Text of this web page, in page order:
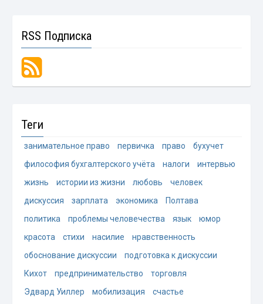
RSS Подписка
Теги
занимательное право первичка право
бухучет
философия бухгалтерского учёта
налоги
интервью
жизнь
истории из жизни любовь
человек
дискуссия
зарплата экономика
Полтава
политика
проблемы человечества язык
юмор
красота
стихи насилие
нравственность
обоснование дискуссии
подготовка к дискуссии
Кихот
предпринимательство
торговля
Эдвард Уиллер
мобилизация
счастье